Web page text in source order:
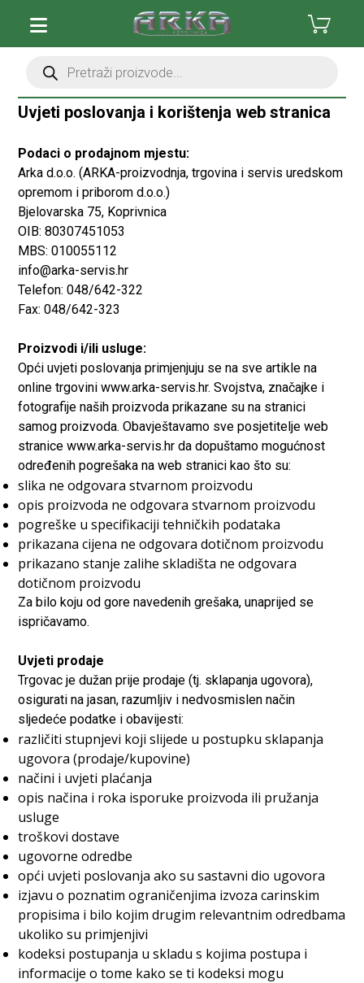
Uvjeti poslovanja i korištenja web stranica
Podaci o prodajnom mjestu:
Arka d.o.o. (ARKA-proizvodnja, trgovina i servis uredskom
opremom i priborom d.o.o.)
Bjelovarska 75, Koprivnica
OIB: 80307451053
MBS: 010055112
info@arka-servis.hr
Telefon: 048/642-322
Fax: 048/642-323
Proizvodi i/ili usluge:
Opći uvjeti poslovanja primjenjuju se na sve artikle na
online trgovini www.arka-servis.hr. Svojstva, značajke i
fotografije naših proizvoda prikazane su na stranici
samog proizvoda. Obavještavamo sve posjetitelje web
stranice www.arka-servis.hr da dopuštamo mogućnost
određenih pogrešaka na web stranici kao što su:
slika ne odgovara stvarnom proizvodu
opis proizvoda ne odgovara stvarnom proizvodu
pogreške u specifikaciji tehničkih podataka
prikazana cijena ne odgovara dotičnom proizvodu
prikazano stanje zalihe skladišta ne odgovara
dotičnom proizvodu
Za bilo koju od gore navedenih grešaka, unaprijed se
ispričavamo.
Uvjeti prodaje
Trgovac je dužan prije prodaje (tj. sklapanja ugovora),
osigurati na jasan, razumljiv i nedvosmislen način
sljedeće podatke i obavijesti:
različiti stupnjevi koji slijede u postupku sklapanja
ugovora (prodaje/kupovine)
načini i uvjeti plaćanja
opis načina i roka isporuke proizvoda ili pružanja
usluge
troškovi dostave
ugovorne odredbe
opći uvjeti poslovanja ako su sastavni dio ugovora
izjavu o poznatim ograničenjima izvoza carinskim
propisima i bilo kojim drugim relevantnim odredbama
ukoliko su primjenjivi
kodeksi postupanja u skladu s kojima postupa i
informacije o tome kako se ti kodeksi mogu